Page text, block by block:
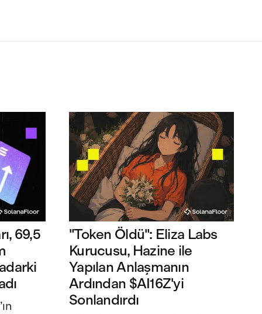
69,5
"Token Öldü": Eliza Labs
Kurucusu, Hazine ile
Yapılan Anlaşmanın
Ardından $AI16Z'yi
Sonlandırdı